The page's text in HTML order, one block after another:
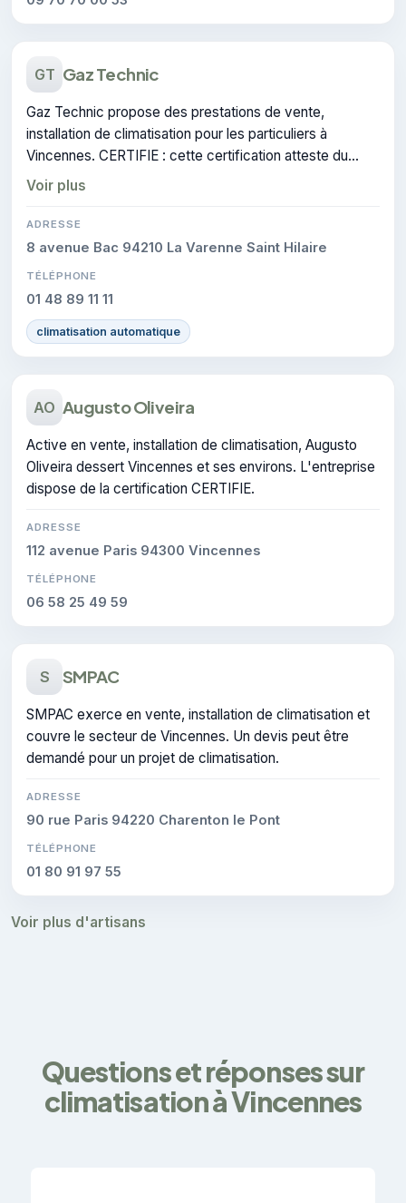
GT Gaz Technic
Gaz Technic propose des prestations de vente,
installation de climatisation pour les particuliers à
Vincennes. CERTIFIE : cette certification atteste du
savoir-faire de l'entreprise.
Voir plus
ADRESSE
8 avenue Bac 94210 La Varenne Saint Hilaire
TÉLÉPHONE
01 48 89 11 11
climatisation automatique
AO Augusto Oliveira
Active en vente, installation de climatisation, Augusto
Oliveira dessert Vincennes et ses environs. L'entreprise
dispose de la certification CERTIFIE.
ADRESSE
112 avenue Paris 94300 Vincennes
TÉLÉPHONE
06 58 25 49 59
S SMPAC
SMPAC exerce en vente, installation de climatisation et
couvre le secteur de Vincennes. Un devis peut être
demandé pour un projet de climatisation.
ADRESSE
90 rue Paris 94220 Charenton le Pont
TÉLÉPHONE
01 80 91 97 55
Voir plus d'artisans
Questions et réponses sur
climatisation à Vincennes